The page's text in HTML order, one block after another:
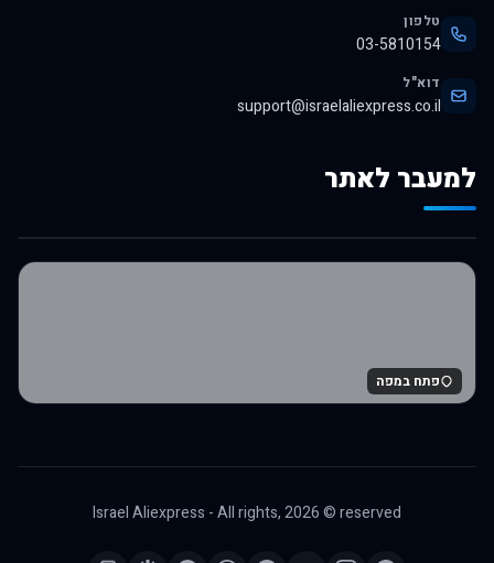
טלפון
03-5810154
דוא"ל
support@israelaliexpress.co.il
למעבר לאתר
לרכישה באלי אקספרס
פתח במפה
Israel Aliexpress - All rights,2026© reserved